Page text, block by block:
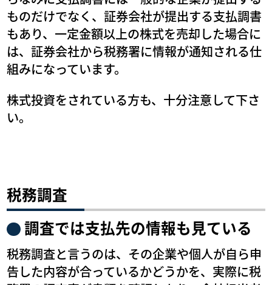
ものだけでなく、証券会社が提出する支払調書
もあり、一定金額以上の株式を売却した場合に
は、証券会社から税務署に情報が通知される仕
組みになっています。
株式投資をされている方も、十分注意して下さ
い。
税務調査
調査では支払先の情報も見ている
税務調査と言うのは、その企業や個人が自ら申
告した内容が合っているかどうかを、実際に税